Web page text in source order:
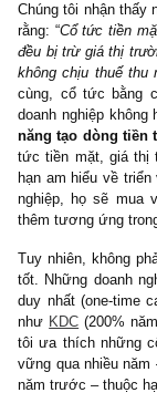
(1) Mô hình
lượng tiền họ thu
(2) Việc chi trả
(free cash flow) rất
(3) Quan trọng
“fair-play”, quan
tham lam dùng
Chúng tôi nhận
đều bị trừ giá thị
không chịu thuế
cùng, cổ tức
doanh nghiệp
năng tạo dòng
tức tiền mặt, giá